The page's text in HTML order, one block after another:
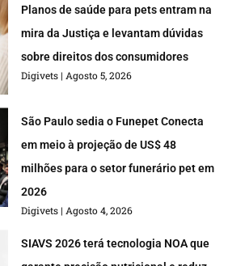
Planos de saúde para pets entram na
mira da Justiça e levantam dúvidas
sobre direitos dos consumidores
Digivets Agosto 5, 2026
São Paulo sedia o Funepet Conecta
em meio à projeção de US$ 48
milhões para o setor funerário pet em
2026
Digivets Agosto 4, 2026
SIAVS 2026 terá tecnologia NOA que